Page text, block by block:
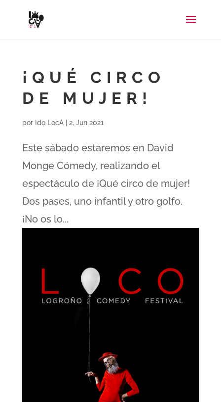
¡QUÉ CIRCO
DE MUJER!
por Ido LocA| 2, Jun 2021
Este sábado estaremos en David
Monge Cómedy, realizando el
espectáculo de ¡Qué circo de mujer!
Dos pases, uno infantil y otro golfo.
¡No os lo...